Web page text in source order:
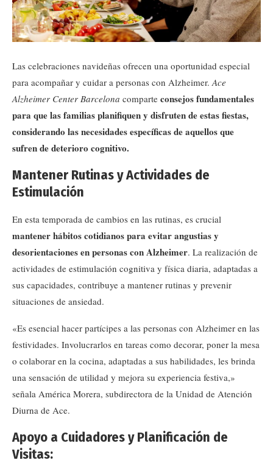
Las celebraciones navideñas ofrecen una oportunidad especial
para acompañar y cuidar a personas con Alzheimer.Ace
Alzheimer Center Barcelona comparte consejos fundamentales
para que las familias planifiquen y disfruten de estas fiestas,
considerando las necesidades específicas de aquellos que
sufren de deterioro cognitivo.
Mantener Rutinas y Actividades de
Estimulación
En esta temporada de cambios en las rutinas, es crucial
mantener hábitos cotidianos para evitar angustias y
desorientaciones en personas con Alzheimer. La realización de
actividades de estimulación cognitiva y física diaria, adaptadas a
sus capacidades, contribuye a mantener rutinas y prevenir
situaciones de ansiedad.
«Es esencial hacer partícipes a las personas con Alzheimer en las
festividades. Involucrarlos en tareas como decorar, poner la mesa
o colaborar en la cocina, adaptadas a sus habilidades, les brinda
una sensación de utilidad y mejora su experiencia festiva,»
señala América Morera, subdirectora de la Unidad de Atención
Diurna de Ace.
Apoyo a Cuidadores y Planificación de
Visitas: